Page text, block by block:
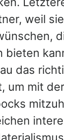
weil
bieten
das
um mit